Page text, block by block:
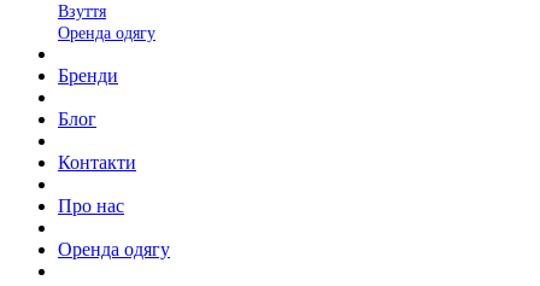
Взуття
Оренда одягу
Бренди
Блог
Контакти
Про нас
Оренда одягу